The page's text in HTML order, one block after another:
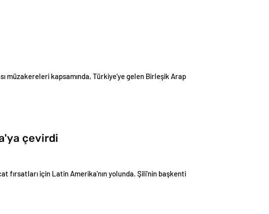
müzakereleri kapsamında, Türkiye’ye gelen Birleşik Arap
çevirdi
fırsatları için Latin Amerika'nın yolunda. Şili'nin başkenti